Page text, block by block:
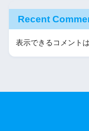
Recent
表示できるコメント